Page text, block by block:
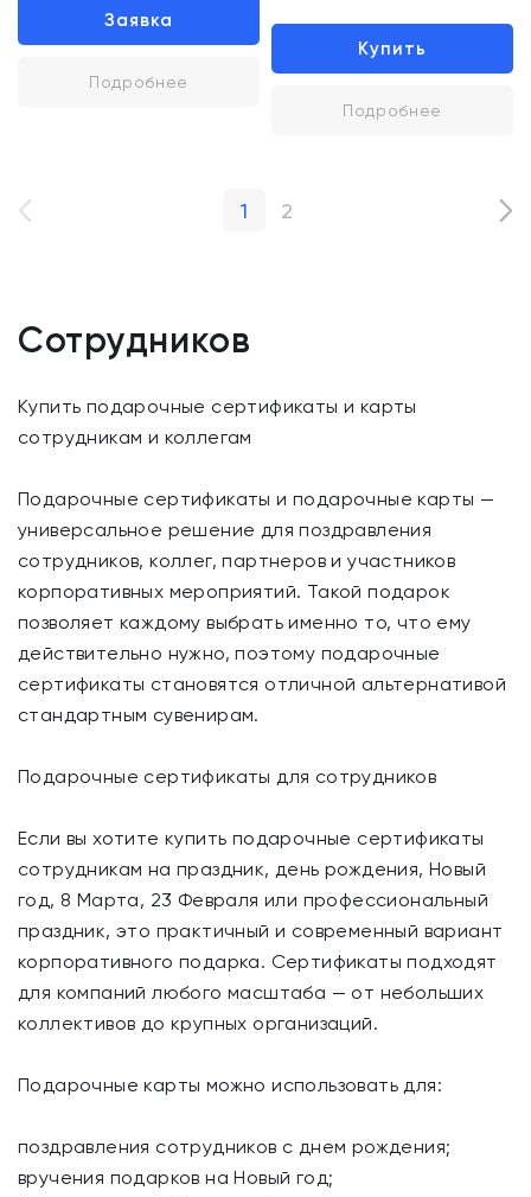
Заявка
Подробнее
Купить
Подробнее
1 2
Сотрудников
Купить подарочные сертификаты и карты
сотрудникам и коллегам
Подарочные сертификаты и подарочные карты —
универсальное решение для поздравления
сотрудников, коллег, партнеров и участников
корпоративных мероприятий. Такой подарок
позволяет каждому выбрать именно то, что ему
действительно нужно, поэтому подарочные
сертификаты становятся отличной альтернативой
стандартным сувенирам.
Подарочные сертификаты для сотрудников
Если вы хотите купить подарочные сертификаты
сотрудникам на праздник, день рождения, Новый
год, 8 Марта, 23 Февраля или профессиональный
праздник, это практичный и современный вариант
корпоративного подарка. Сертификаты подходят
для компаний любого масштаба — от небольших
коллективов до крупных организаций.
Подарочные карты можно использовать для:
поздравления сотрудников с днем рождения;
вручения подарков на Новый год;